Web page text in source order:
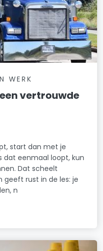
WERK
vertrouwde
start dan met je
dat eenmaal loopt, kun
Dat scheelt
geeft rust in de les: je
n